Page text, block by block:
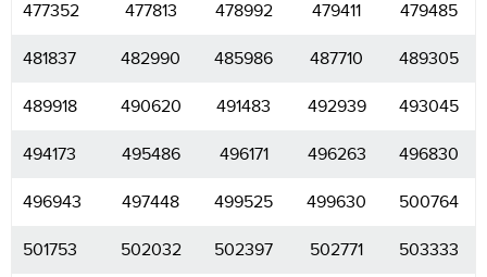
477352 477813 478992 479411 479485
481837 482990 485986 487710 489305
489918 490620 491483 492939 493045
494173 495486 496171 496263 496830
496943 497448 499525 499630 500764
501753 502032 502397 502771 503333